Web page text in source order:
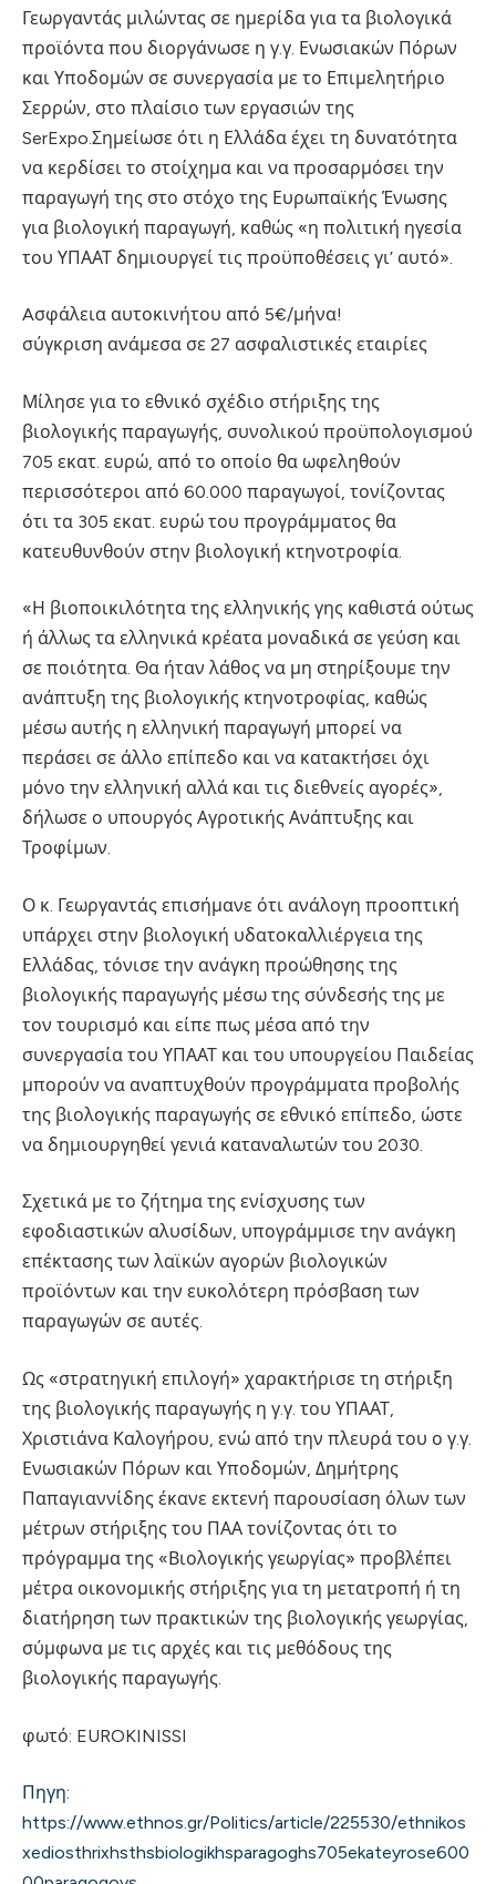
Γεωργαντάς μιλώντας σε ημερίδα για τα βιολογικά
προϊόντα που διοργάνωσε η γ.γ. Ενωσιακών Πόρων
και Υποδομών σε συνεργασία με το Επιμελητήριο
Σερρών, στο πλαίσιο των εργασιών της
SerExpo.Σημείωσε ότι η Ελλάδα έχει τη δυνατότητα
να κερδίσει το στοίχημα και να προσαρμόσει την
παραγωγή της στο στόχο της Ευρωπαϊκής Ένωσης
για βιολογική παραγωγή, καθώς «η πολιτική ηγεσία
του ΥΠΑΑΤ δημιουργεί τις προϋποθέσεις γι’ αυτό».
Aσφάλεια αυτοκινήτου από 5€/μήνα!
σύγκριση ανάμεσα σε 27 ασφαλιστικές εταιρίες
Μίλησε για το εθνικό σχέδιο στήριξης της
βιολογικής παραγωγής, συνολικού προϋπολογισμού
705 εκατ. ευρώ, από το οποίο θα ωφεληθούν
περισσότεροι από 60.000 παραγωγοί, τονίζοντας
ότι τα 305 εκατ. ευρώ του προγράμματος θα
κατευθυνθούν στην βιολογική κτηνοτροφία.
«Η βιοποικιλότητα της ελληνικής γης καθιστά ούτως
ή άλλως τα ελληνικά κρέατα μοναδικά σε γεύση και
σε ποιότητα. Θα ήταν λάθος να μη στηρίξουμε την
ανάπτυξη της βιολογικής κτηνοτροφίας, καθώς
μέσω αυτής η ελληνική παραγωγή μπορεί να
περάσει σε άλλο επίπεδο και να κατακτήσει όχι
μόνο την ελληνική αλλά και τις διεθνείς αγορές»,
δήλωσε ο υπουργός Αγροτικής Ανάπτυξης και
Τροφίμων.
Ο κ. Γεωργαντάς επισήμανε ότι ανάλογη προοπτική
υπάρχει στην βιολογική υδατοκαλλιέργεια της
Ελλάδας, τόνισε την ανάγκη προώθησης της
βιολογικής παραγωγής μέσω της σύνδεσής της με
τον τουρισμό και είπε πως μέσα από την
συνεργασία του ΥΠΑΑΤ και του υπουργείου Παιδείας
μπορούν να αναπτυχθούν προγράμματα προβολής
της βιολογικής παραγωγής σε εθνικό επίπεδο, ώστε
να δημιουργηθεί γενιά καταναλωτών του 2030.
Σχετικά με το ζήτημα της ενίσχυσης των
εφοδιαστικών αλυσίδων, υπογράμμισε την ανάγκη
επέκτασης των λαϊκών αγορών βιολογικών
προϊόντων και την ευκολότερη πρόσβαση των
παραγωγών σε αυτές.
Ως «στρατηγική επιλογή» χαρακτήρισε τη στήριξη
της βιολογικής παραγωγής η γ.γ. του ΥΠΑΑΤ,
Χριστιάνα Καλογήρου, ενώ από την πλευρά του ο γ.γ.
Ενωσιακών Πόρων και Υποδομών, Δημήτρης
Παπαγιαννίδης έκανε εκτενή παρουσίαση όλων των
μέτρων στήριξης του ΠΑΑ τονίζοντας ότι το
πρόγραμμα της «Βιολογικής γεωργίας» προβλέπει
μέτρα οικονομικής στήριξης για τη μετατροπή ή τη
διατήρηση των πρακτικών της βιολογικής γεωργίας,
σύμφωνα με τις αρχές και τις μεθόδους της
βιολογικής παραγωγής.
φωτό: EUROKINISSI
Πηγη:
https://www.ethnos.gr/Politics/article/225530/ethnikos
xediosthrixhsthsbiologikhsparagoghs705ekateyrose600